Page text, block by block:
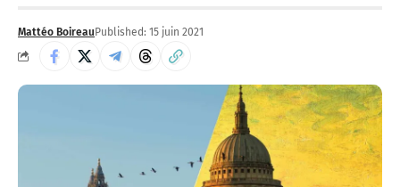
Mattéo Boireau Published: 15 juin 2021